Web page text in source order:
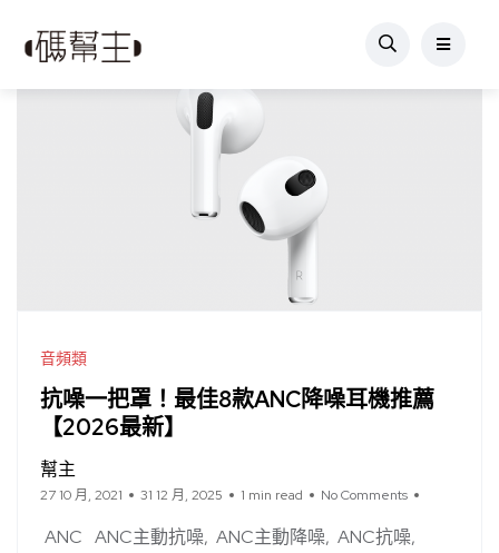
音頻類
抗噪一把罩！最佳8款ANC降噪耳機推薦
【2026最新】
幫主
27 10 月, 2021 31 12 月, 2025 1 min read No Comments
ANC ANC主動抗噪 ANC主動降噪 ANC抗噪